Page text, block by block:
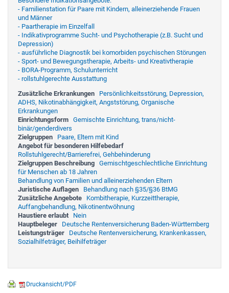
- Familienstation für Paare mit Kindern, alleinerziehende Frauen
und Männer
- Paartherapie im Einzelfall
- Indikativprogramme Sucht- und Psychotherapie (z.B. Sucht und
Depression)
- ausführliche Diagnostik bei komorbiden psychischen Störungen
- Sport- und Bewegungstherapie, Arbeits- und Kreativtherapie
- BORA-Programm, Schulunterricht
- rollstuhlgerechte Ausstattung
Zusätzliche Erkrankungen
Persönlichkeitsstörung, Depression,
ADHS, Nikotinabhängigkeit, Angststörung, Organische
Erkrankungen
Einrichtungsform Gemischte Einrichtung, trans/nicht-
binär/genderdivers
Zielgruppen
Paare, Eltern mit Kind
Angebot für besonderen Hilfebedarf
Rollstuhlgerecht/Barrierefrei, Gehbehinderung
Zielgruppen Beschreibung Gemischtgeschlechtliche Einrichtung
für Menschen ab 18 Jahren
Behandlung von Familien und alleinerziehenden Eltern
Juristische Auflagen
Behandlung nach §35/§36 BtMG
Zusätzliche Angebote
Kombitherapie, Kurzzeittherapie,
Auffangbehandlung, Nikotinentwöhnung
Haustiere erlaubt
Nein
Hauptbeleger
Deutsche Rentenversicherung Baden-Württemberg
Leistungsträger
Deutsche Rentenversicherung, Krankenkassen,
Sozialhilfeträger, Beihilfeträger
Druckansicht/PDF